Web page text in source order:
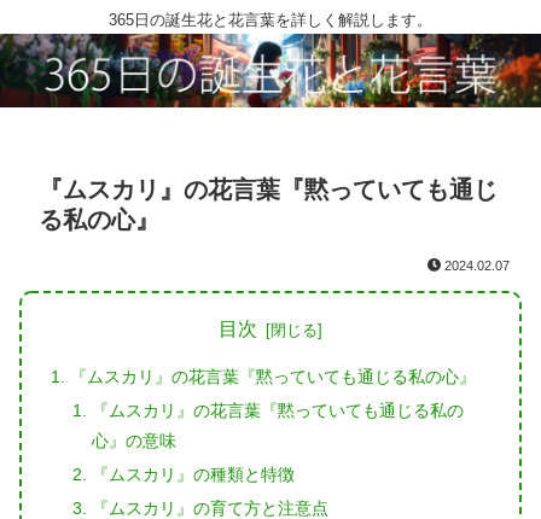
365日の誕生花と花言葉を詳しく解説します。
『ムスカリ』の花言葉『黙っていても通じ
る私の心』
2024.02.07
目次
『ムスカリ』の花言葉『黙っていても通じる私の心』
『ムスカリ』の花言葉『黙っていても通じる私の
心』の意味
『ムスカリ』の種類と特徴
『ムスカリ』の育て方と注意点